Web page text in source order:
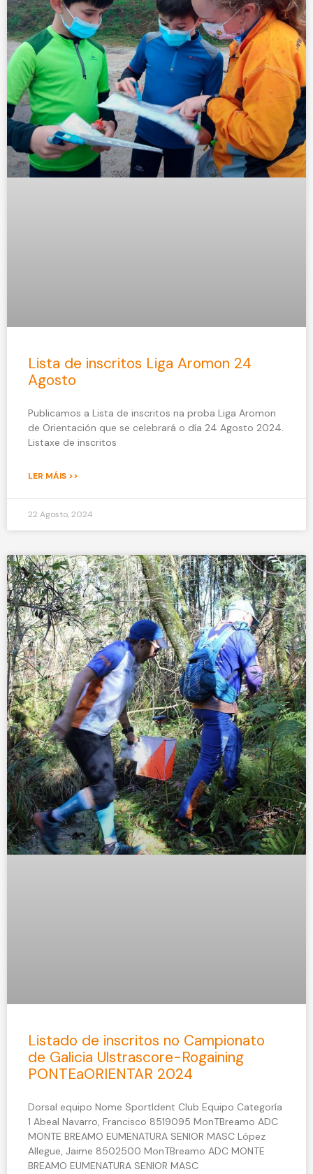
Lista de inscritos Liga Aromon 24
Agosto
Publicamos a Lista de inscritos na proba Liga Aromon
de Orientación que se celebrará o día 24 Agosto 2024.
Listaxe de inscritos
LER MÁIS >>
22 Agosto, 2024
Listado de inscritos no Campionato
de Galicia Ulstrascore-Rogaining
PONTEaORIENTAR 2024
Dorsal equipo Nome SportIdent Club Equipo Categoría
1 Abeal Navarro, Francisco 8519095 MonTBreamo ADC
MONTE BREAMO EUMENATURA SENIOR MASC López
Allegue, Jaime 8502500 MonTBreamo ADC MONTE
BREAMO EUMENATURA SENIOR MASC